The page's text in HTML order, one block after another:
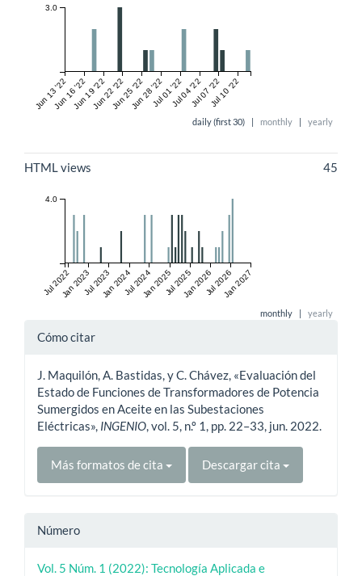
Jun 13 '22Jun 16 '22Jun 19 '22Jun 22 '22Jun 25 '22Jun 28 '22Jul 01 '22Jul 04 '22Jul 07 '22Jul 10 '22
3.0
daily (first 30) | monthly | yearly
HTML views 45
Jul 2022Jan 2023Jul 2023Jan 2024Jul 2024Jan 2025Jul 2025Jan 2026Jul 2026Jan 2027
4.0
monthly | yearly
Detalles
artículo
Cómo citar
J. Maquilón, A. Bastidas, y C. Chávez, «Evaluación del
Estado de Funciones de Transformadores de Potencia
Sumergidos en Aceite en las Subestaciones
Eléctricas», INGENIO, vol. 5, n.º 1, pp. 22–33, jun. 2022.
Más formatos de cita Descargar cita
Número
Vol. 5 Núm. 1 (2022): Tecnología Aplicada e